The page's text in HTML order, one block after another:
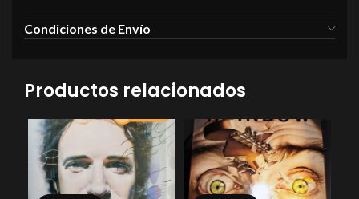
Condiciones de Envío
Productos relacionados